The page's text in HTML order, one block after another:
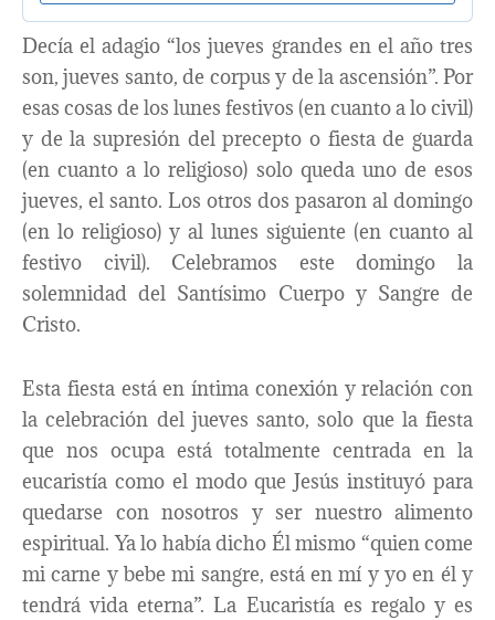
Decía el adagio “los jueves grandes en el año tres
son, jueves santo, de corpus y de la ascensión”. Por
esas cosas de los lunes festivos (en cuanto a lo civil)
y de la supresión del precepto o fiesta de guarda
(en cuanto a lo religioso) solo queda uno de esos
jueves, el santo. Los otros dos pasaron al domingo
(en lo religioso) y al lunes siguiente (en cuanto al
festivo civil). Celebramos este domingo la
solemnidad del Santísimo Cuerpo y Sangre de
Cristo.
Esta fiesta está en íntima conexión y relación con
la celebración del jueves santo, solo que la fiesta
que nos ocupa está totalmente centrada en la
eucaristía como el modo que Jesús instituyó para
quedarse con nosotros y ser nuestro alimento
espiritual. Ya lo había dicho Él mismo “quien come
mi carne y bebe mi sangre, está en mí y yo en él y
tendrá vida eterna”. La Eucaristía es regalo y es